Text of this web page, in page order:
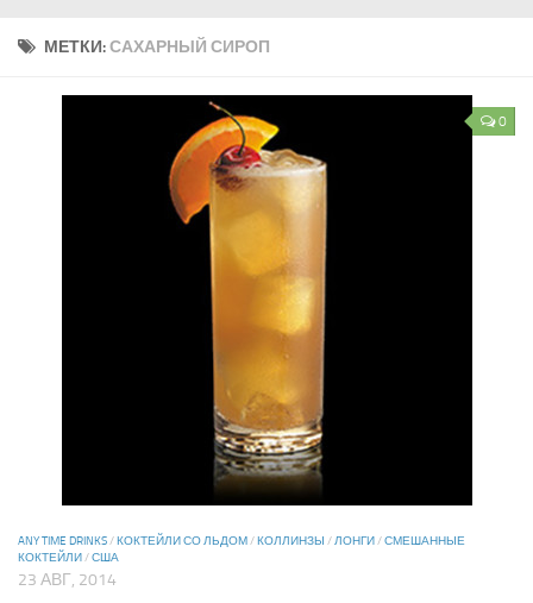
МЕТКИ:САХАРНЫЙ СИРОП
0
ANY TIME DRINKS/ КОКТЕЙЛИ СО ЛЬДОМ / КОЛЛИНЗЫ /ЛОНГИ /СМЕШАННЫЕ
КОКТЕЙЛИ /США
23 АВГ, 2014